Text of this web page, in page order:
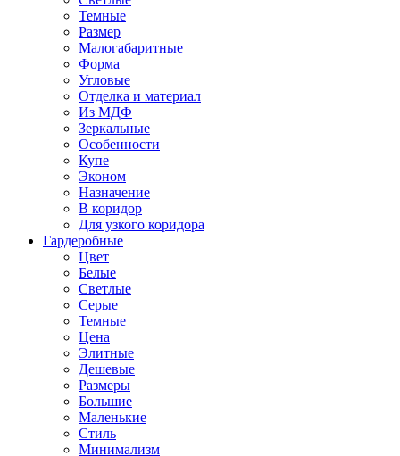
Темные
Размер
Малогабаритные
Форма
Угловые
Отделка и материал
Из МДФ
Зеркальные
Особенности
Купе
Эконом
Назначение
В коридор
Для узкого коридора
Гардеробные
Цвет
Белые
Светлые
Серые
Темные
Цена
Элитные
Дешевые
Размеры
Большие
Маленькие
Стиль
Минимализм